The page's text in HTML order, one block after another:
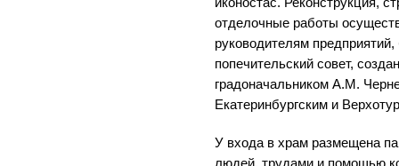
отделочные работы
руководителям
попечительский совет,
градоначальником А.М.
Екатеринбургским и
У входа в храм размещена